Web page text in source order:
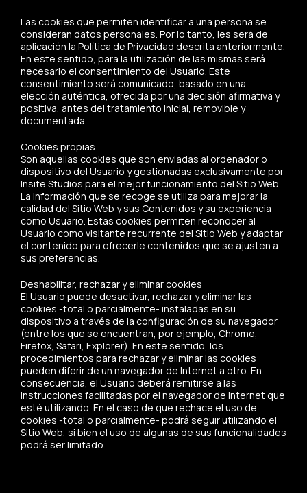
Las cookies que permiten identificar a una persona se
consideran datos personales. Por lo tanto, les será de
aplicación la Política de Privacidad descrita anteriormente.
En este sentido, para la utilización de las mismas será
necesario el consentimiento del Usuario. Este
consentimiento será comunicado, basado en una
elección auténtica, ofrecida por una decisión afirmativa y
positiva, antes del tratamiento inicial, removible y
documentada.
Cookies propias
Son aquellas cookies que son enviadas al ordenador o
dispositivo del Usuario y gestionadas exclusivamente por
Insite Studios para el mejor funcionamiento del Sitio Web.
La información que se recoge se utiliza para mejorar la
calidad del Sitio Web y sus Contenidos y su experiencia
como Usuario. Estas cookies permiten reconocer al
Usuario como visitante recurrente del Sitio Web y adaptar
el contenido para ofrecerle contenidos que se ajusten a
sus preferencias.
Deshabilitar, rechazar y eliminar cookies
El Usuario puede desactivar, rechazar y eliminar las
cookies -total o parcialmente- instaladas en su
dispositivo a través de la configuración de su navegador
(entre los que se encuentran, por ejemplo, Chrome,
Firefox, Safari, Explorer). En este sentido, los
procedimientos para rechazar y eliminar las cookies
pueden diferir de un navegador de Internet a otro. En
consecuencia, el Usuario deberá remitirse a las
instrucciones facilitadas por el navegador de Internet que
esté utilizando. En el caso de que rechace el uso de
cookies -total o parcialmente- podrá seguir utilizando el
Sitio Web, si bien el uso de algunas de sus funcionalidades
podrá ser limitado.